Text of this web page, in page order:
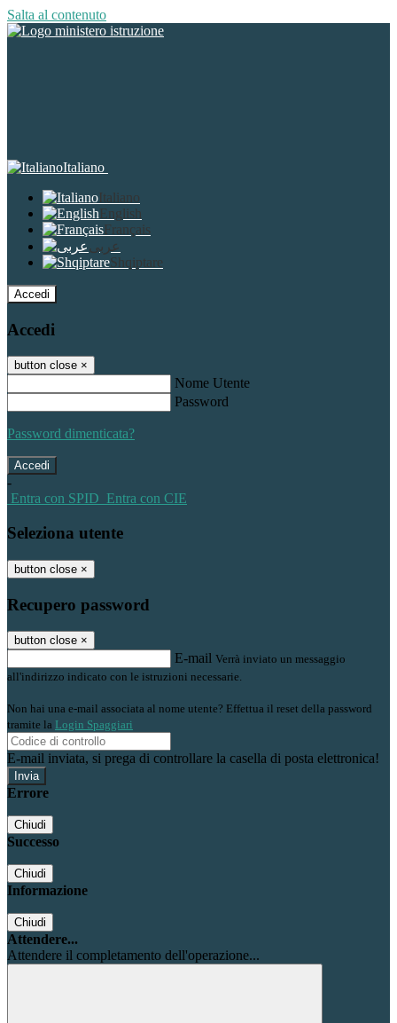
Salta al contenuto
Italiano
Italiano
English
Français
عربى
Shqiptare
Accedi
Accedi
button close ×
Nome Utente
Password
Password dimenticata?
-
Entra con SPID Entra con CIE
Seleziona utente
button close ×
Recupero password
button close ×
E-mail Verrà inviato un messaggio
all'indirizzo indicato con le istruzioni necessarie.
Non hai una e-mail associata al nome utente? Effettua il reset della password
tramite la Login Spaggiari
E-mail inviata, si prega di controllare la casella di posta elettronica!
Errore
Chiudi
Successo
Chiudi
Informazione
Chiudi
Attendere...
Attendere il completamento dell'operazione...